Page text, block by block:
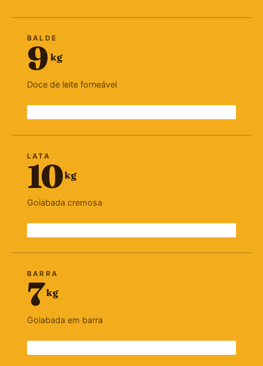
BALDE
9 kg
Doce de leite forneável
LATA
10 kg
Goiabada cremosa
BARRA
7 kg
Goiabada em barra